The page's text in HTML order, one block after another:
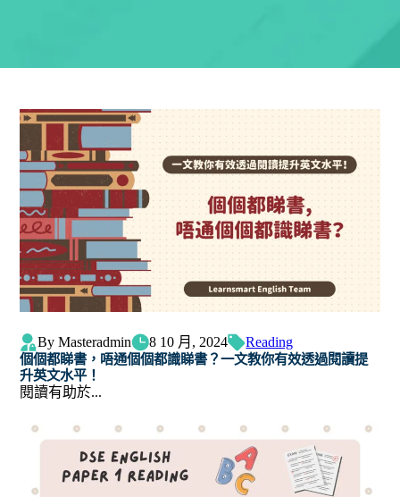
By Masteradmin 8 10 月, 2024 Reading
個個都睇書，唔通個個都識睇書？一文教你有效透過閱讀提
升英文水平！
閱讀有助於...